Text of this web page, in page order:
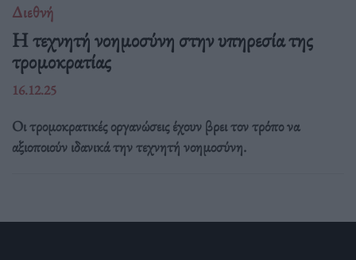
Διεθνή
Η τεχνητή νοημοσύνη στην υπηρεσία της
τρομοκρατίας
16.12.25
Οι τρομοκρατικές οργανώσεις έχουν βρει τον τρόπο να
αξιοποιούν ιδανικά την τεχνητή νοημοσύνη.